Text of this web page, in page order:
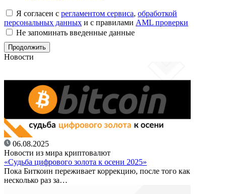
Я согласен с регламентом сервиса, обработкой
персональных данных и с правилами AML проверки
Не запоминать введенные данные
Новости
06.08.2025
Новости из мира криптовалют
«Судьба цифрового золота к осени 2025»
Пока Биткоин переживает коррекцию, после того как
несколько раз за…